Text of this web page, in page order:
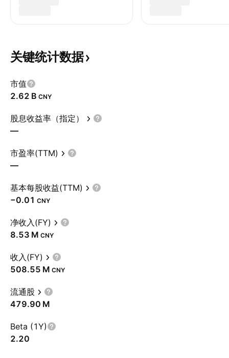
关键统计数据
市值
‪2.62 B‬ CNY
股息收益率（指定）
—
市盈率(TTM)
—
基本每股收益(TTM)
−0.01 CNY
净收入(FY)
‪8.53 M‬ CNY
收入(FY)
‪508.55 M‬ CNY
流通股
‪479.90 M‬
Beta (1Y)
2.20